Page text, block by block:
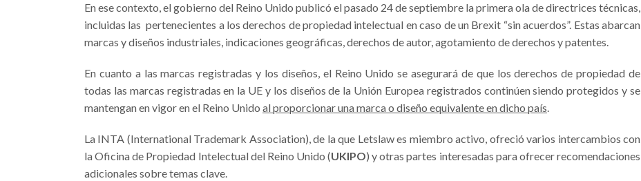
En ese contexto, el gobierno del Reino Unido publicó el pasado 24 de septiembre la primera ola de directrices técnicas,
incluidas las pertenecientes a los derechos de propiedad intelectual en caso de un Brexit “sin acuerdos”. Estas abarcan
marcas y diseños industriales, indicaciones geográficas, derechos de autor, agotamiento de derechos y patentes.
En cuanto a las marcas registradas y los diseños, el Reino Unido se asegurará de que los derechos de propiedad de
todas las marcas registradas en la UE y los diseños de la Unión Europea registrados continúen siendo protegidos y se
mantengan en vigor en el Reino Unido al proporcionar una marca o diseño equivalente en dicho país.
La INTA (International Trademark Association), de la que Letslaw es miembro activo, ofreció varios intercambios con
la Oficina de Propiedad Intelectual del Reino Unido (UKIPO) y otras partes interesadas para ofrecer recomendaciones
adicionales sobre temas clave.